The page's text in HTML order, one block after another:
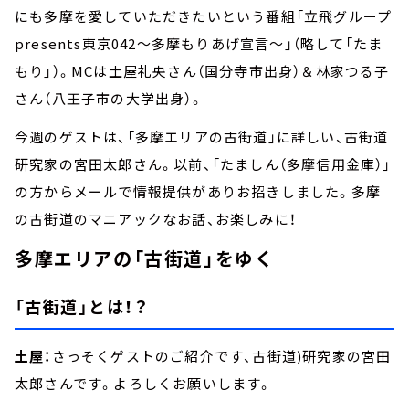
にも多摩を愛していただきたいという番組「立飛グループ
presents東京042～多摩もりあげ宣言～」（略して「たま
もり」）。MCは土屋礼央さん（国分寺市出身）＆林家つる子
さん（八王子市の大学出身）。
今週のゲストは、「多摩エリアの古街道」に詳しい、古街道
研究家の宮田太郎さん。以前、「たましん（多摩信用金庫）」
の方からメールで情報提供がありお招きしました。多摩
の古街道のマニアックなお話、お楽しみに！
多摩エリアの「古街道」をゆく
「古街道」とは！？
土屋： さっそくゲストのご紹介です、古街道)研究家の宮田
太郎さんです。よろしくお願いします。